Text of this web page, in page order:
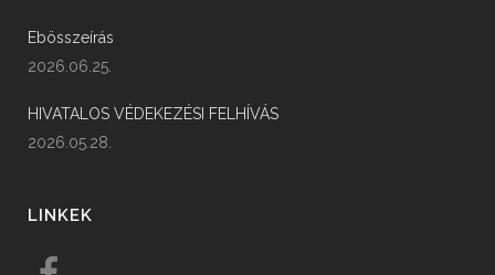
Ebösszeírás
2026.06.25.
HIVATALOS VÉDEKEZÉSI FELHÍVÁS
2026.05.28.
LINKEK